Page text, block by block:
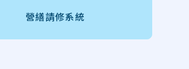
營繕請修系統